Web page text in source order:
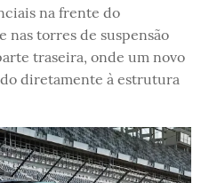
na frente do
torres de suspensão
traseira, onde um novo
diretamente à estrutura